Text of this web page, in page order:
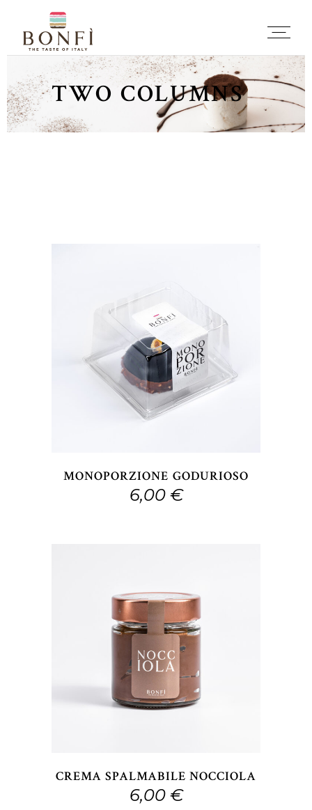
TWO COLUMNS
ACQUISTABILE IN NEGOZIO. VIENI A
MONOPORZIONE GODURIOSO
6,00 €
AGGIUNGI AL CARRELLO
CREMA SPALMABILE NOCCIOLA
6,00 €